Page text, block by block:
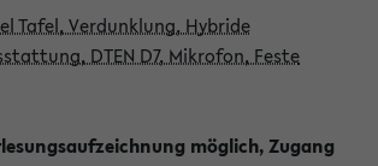
Tafel, Verdunklung, Hybride
DTEN D7, Mikrofon, Feste
möglich, Zugang